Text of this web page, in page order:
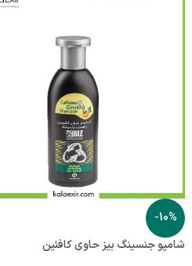
-10%
شامپو جنسینگ بیز حاوی کافئین